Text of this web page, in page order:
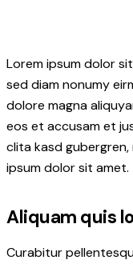
Lorem ipsum dolor
sed diam nonumy
dolore magna
eos et accusam et
clita kasd
ipsum dolor sit amet.
Aliquam quis
Curabitur